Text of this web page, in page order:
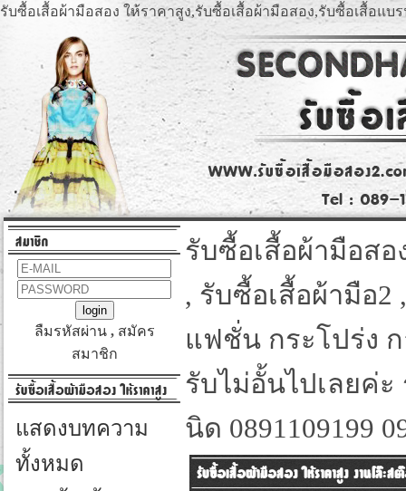
รับซื้อเสื้อผ้ามือสอง ให้ราคาสูง,รับซื้อเสื้อผ้ามือสอง,รับซื้อเสื้อแ
สมาชิก
ลืมรหัสผ่าน , สมัคร
สมาชิก
รับซื้อเสื้อผ้ามือสอง ให้ราคาสูง
แสดงบทความ
ทั้งหมด
รับซื้อเสื้อผ้ามือส
, รับซื้อเสื้อผ้ามือ2
แฟชั่น กระโปร่ง ก
รับไม่อั้นไปเลยค่
นิด 0891109199
รับซื้อเสื้อผ้ามือสอง ให้ราคาสูง งานโล๊ะส